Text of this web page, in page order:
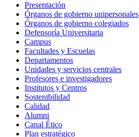
Presentación
Órganos de gobierno unipersonales
Órganos de gobierno colegiados
Defensoría Universitaria
Campus
Facultades y Escuelas
Departamentos
Unidades y servicios centrales
Profesores e investigadores
Institutos y Centros
Sostenibilidad
Calidad
Alumni
Canal Ético
Plan estratégico